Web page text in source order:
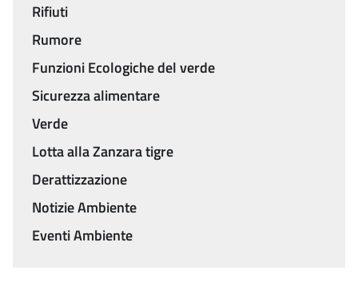
Rifiuti
Rumore
Funzioni Ecologiche del verde
Sicurezza alimentare
Verde
Lotta alla Zanzara tigre
Derattizzazione
Notizie Ambiente
Eventi Ambiente